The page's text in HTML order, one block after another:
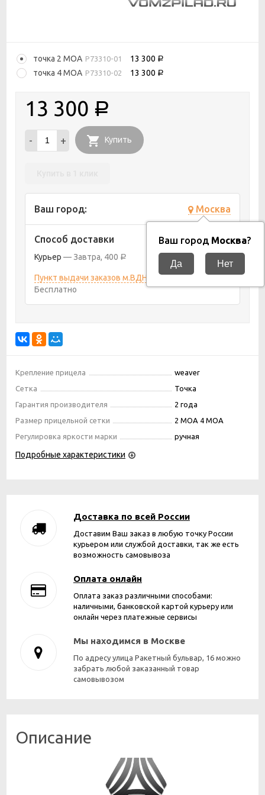
точка 2 MOA P73310-01 13 300 Р
точка 4 MOA P73310-02 13 300 Р
13 300 Р
- + Купить
Ваш город: Москва
Ваш город Москва?
Способ доставки
Курьер Завтра 400 Р
Пункт выдачи заказов м.ВДНХ
5 августа 2026
Бесплатно
Крепление прицела
weaver
Сетка
Точка
Гарантия производителя
2 года
Размер прицельной сетки
2 MOA 4 MOA
Регулировка яркости марки
ручная
Подробные характеристики
Доставка по всей России
Доставим Ваш заказ в любую точку России
курьером или службой доставки, так же есть
возможность самовывоза
Оплата онлайн
Оплата заказ различными способами:
наличными, банковской картой курьеру или
онлайн через платежные сервисы
Мы находимся в Москве
По адресу улица Ракетный бульвар, 16 можно
забрать любой заказанный товар
самовывозом
Описание